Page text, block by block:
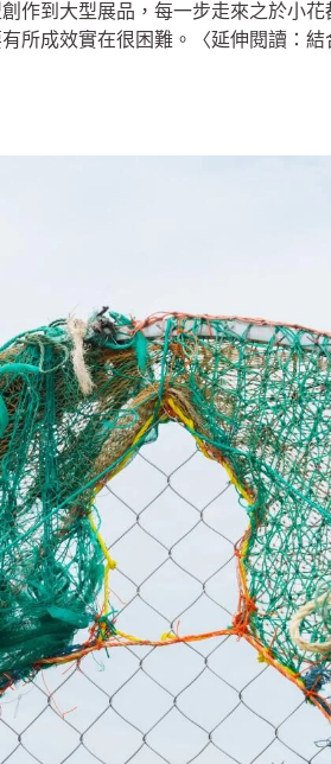
作到大型展品，每一步走來之於小
所成效實在很困難。〈延伸閱讀：